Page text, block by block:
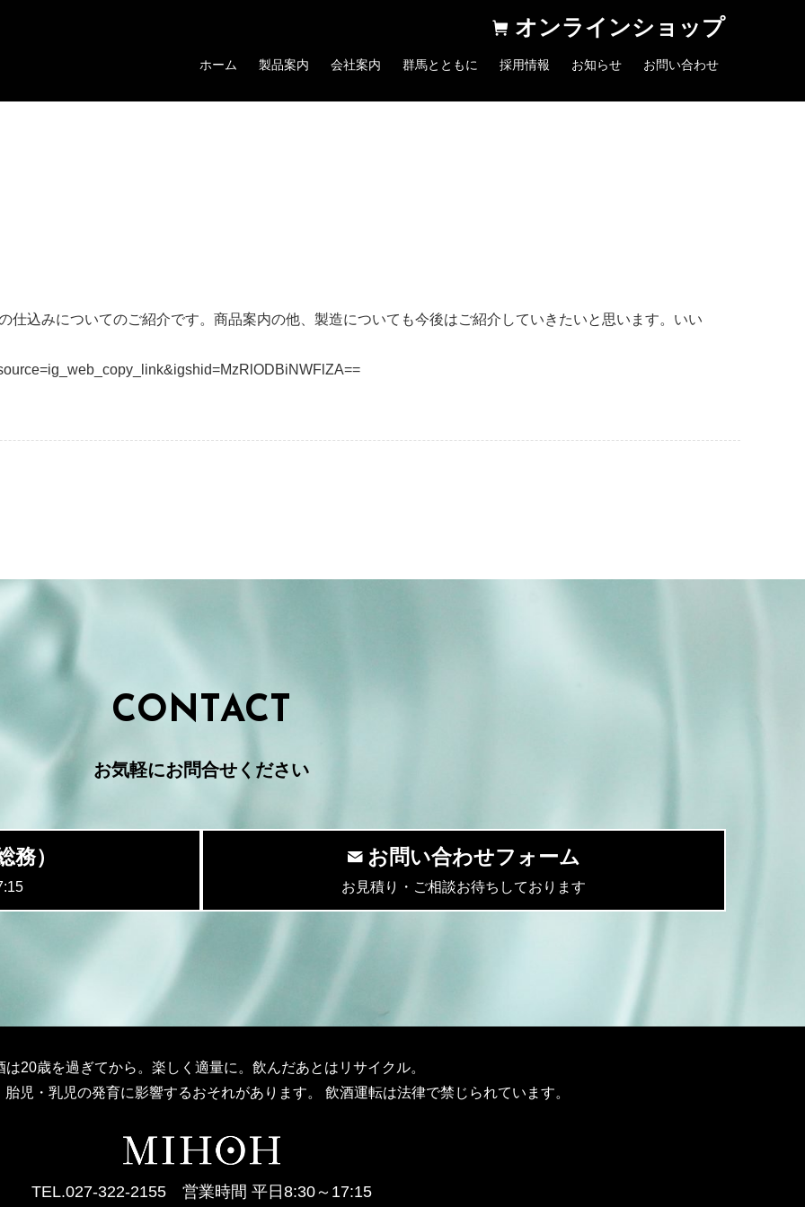
ホーム 製品案内 会社案内 群馬とともに 採用情報 お知らせ お問い合わせ
オンラインショップ
仕込みについてのご紹介です。商品案内の他、製造についても今後はご紹介していきたいと思います。いい
CONTACT
お気軽にお問合せください
務） お問い合わせフォーム
お見積り・ご相談お待ちしております
は20歳を過ぎてから。楽しく適量に。飲んだあとはリサイクル。
児・乳児の発育に影響するおそれがあります。 飲酒運転は法律で禁じられています。
TEL.027-322-2155 営業時間 平日8:30～17:15